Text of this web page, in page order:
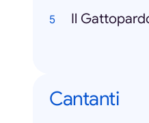
Il
Cantanti